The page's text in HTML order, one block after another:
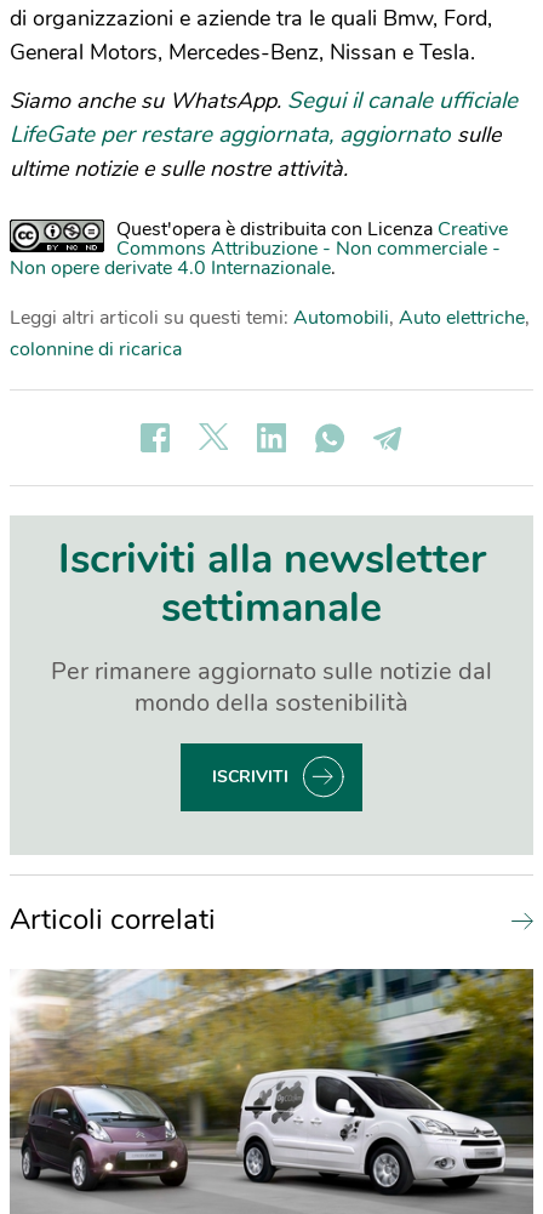
di organizzazioni e aziende tra le quali Bmw, Ford,
General Motors, Mercedes-Benz, Nissan e Tesla.
Siamo anche su WhatsApp. Segui il canale ufficiale
LifeGate per restare aggiornata, aggiornato sulle
ultime notizie e sulle nostre attività.
Quest'opera è distribuita con Licenza Creative
Commons Attribuzione - Non commerciale -
Non opere derivate 4.0 Internazionale.
Leggi altri articoli su questi temi: Automobili, Auto elettriche,
colonnine di ricarica
Iscriviti alla newsletter
settimanale
Per rimanere aggiornato sulle notizie dal
mondo della sostenibilità
ISCRIVITI
Articoli correlati